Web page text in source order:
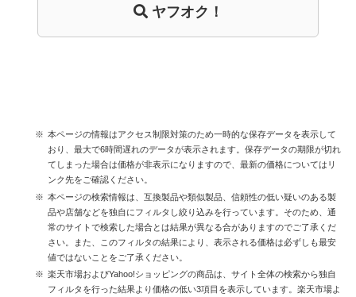
ヤフオク！
本ページの情報はアクセス制限対策のため一時的な保存データを表示して
おり、最大で6時間遅れのデータが表示されます。保存データの期限が切れ
てしまった場合は価格が非表示になりますので、最新の価格についてはリ
ンク先をご確認ください。
本ページの検索情報は、互換製品や類似製品、信頼性の低い疑いのある製
品や店舗などを独自にフィルタし絞り込みを行っています。そのため、通
常のサイトで検索した場合とは結果が異なる合がありますのでご了承くだ
さい。また、このフィルタの結果により、表示される価格は必ずしも最安
値ではないことをご了承ください。
楽天市場およびYahoo!ショッピングの商品は、サイト全体の検索から独自
フィルタを行った結果より価格の低い3項目を表示しています。楽天市場よ